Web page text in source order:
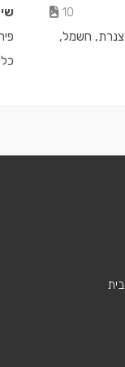
10
צנרת, חשמל,